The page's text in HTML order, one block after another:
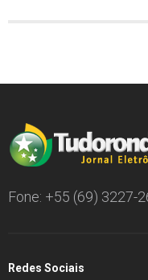
Fone: +55 (69) 3227-
Redes Sociais